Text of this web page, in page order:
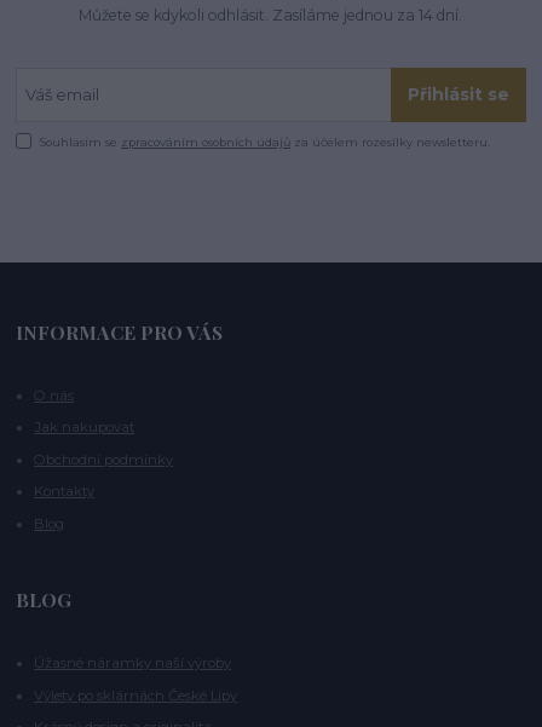
Můžete se kdykoli odhlásit. Zasíláme jednou za 14 dní.
Přihlásit se
Souhlasím se zpracováním osobních údajů za účelem rozesílky newsletteru.
INFORMACE PRO VÁS
O nás
Jak nakupovat
Obchodní podmínky
Kontakty
Blog
BLOG
Úžasné náramky naší výroby
Výlety po sklárnách České Lípy